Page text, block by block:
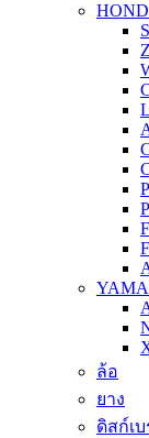
ล้อ
ยาง
ดิสก์เ